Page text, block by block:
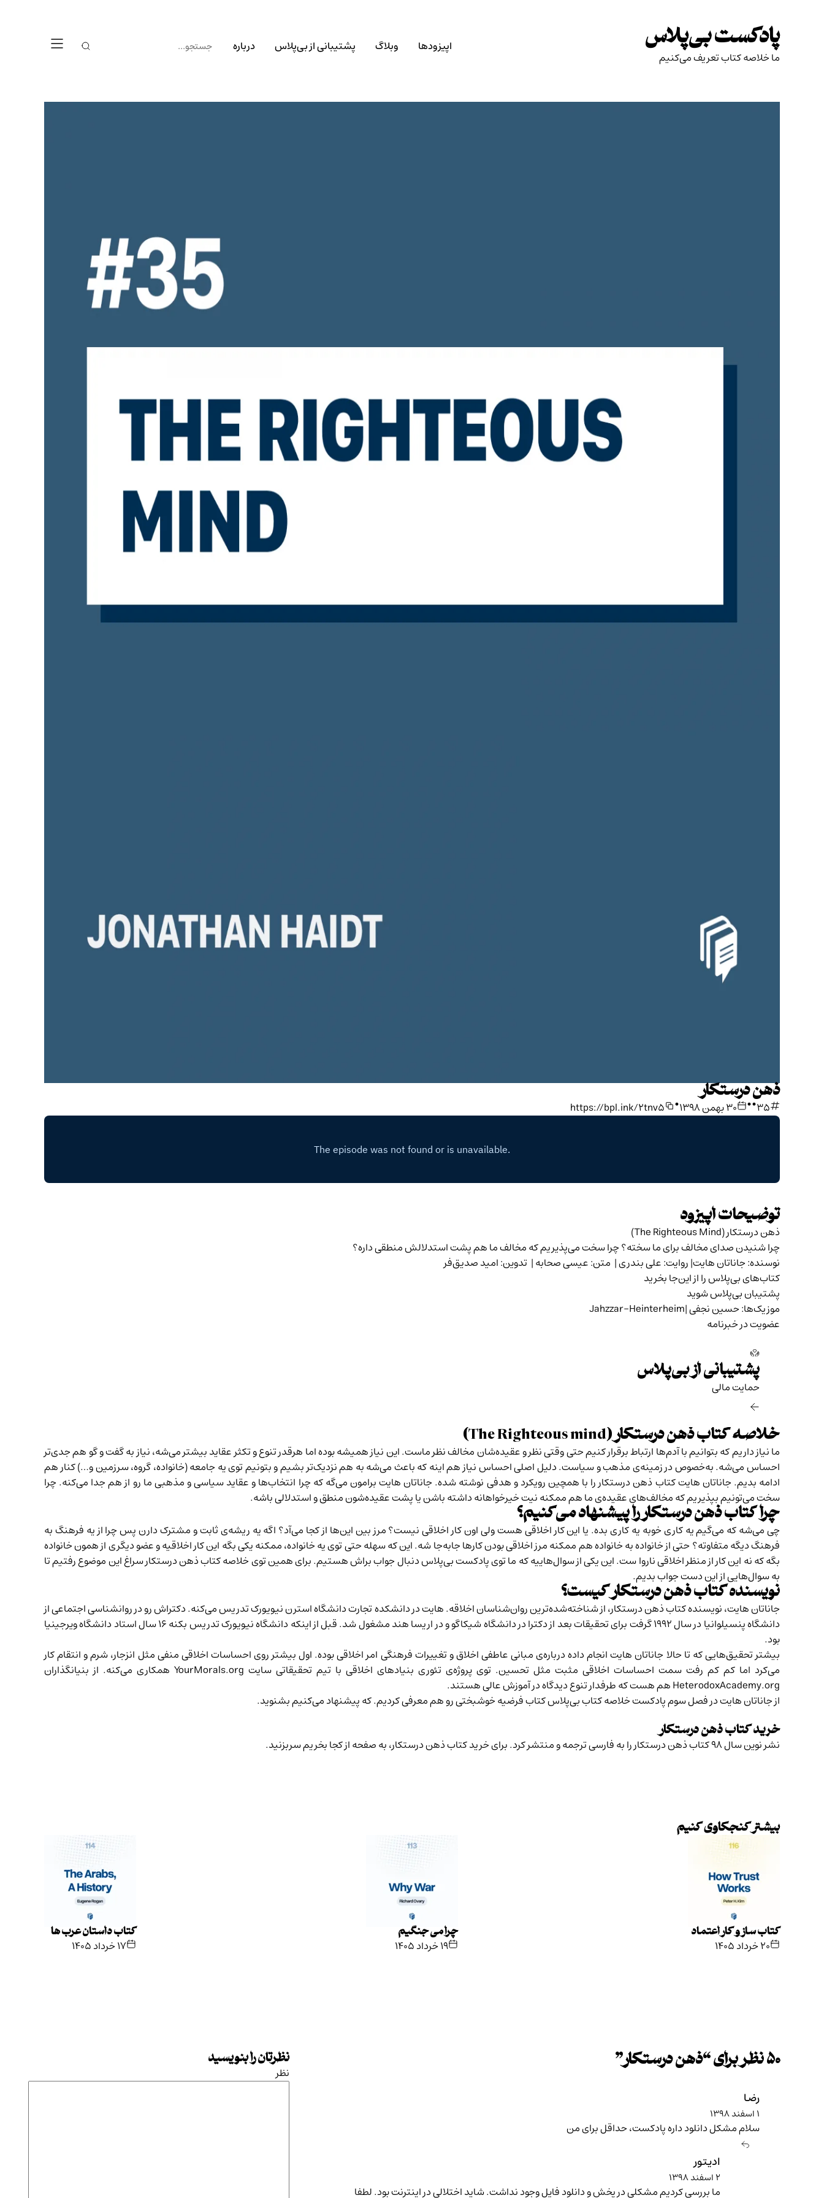
to
content
پادکست بی‌پلاس
ما خلاصه کتاب تعریف می‌کنیم
اپیزودها وبلاگ پشتیبانی از بی‌پلاس درباره
ذهن درستکار
35
•
• ۳۰ بهمن ۱۳۹۸ •
https://bpl.ink/2tnv5
توضیحات اپیزود
ذهن درستکار (The Righteous Mind)
چرا شنیدن صدای مخالف برای ما سخته؟ چرا سخت می‌پذیریم که مخالف ما هم پشت استدلالش منطقی داره؟
نوسنده:جاناتان هایت| روایت: علی بندری | متن: عیسی صحابه | تدوین: امید صدیق‌فر
کتاب‌های بی‌پلاس را ازاین‌جابخرید
پشتیبان بی‌پلاس شوید
موزیک‌ها:حسین نجفی|Jahzzar-Heinterheim
عضویت در خبرنامه
پشتیبانی از بی‌پلاس
حمایت مالی‌
خلاصه کتاب ذهن درستکار (The Righteous mind
)
ما نیاز داریم که بتوانیم با آدم‌ها ارتباط برقرار کنیم حتی وقتی نظر و عقیده‌شان مخالف نظر ماست. این نیاز همیشه بوده اما هرقدر تنوع و تکثر عقاید بیشتر می‌شه، نیاز به گفت و گو هم جدی‌تر
احساس می‌شه. به‌خصوص در زمینه‌ی مذهب و سیاست. دلیل اصلی احساس نیاز هم اینه که باعث می‌شه به هم نزدیک‌تر بشیم و بتونیم توی یه جامعه (خانواده، گروه، سرزمین و…) کنار هم
ادامه بدیم. جاناتان هایت کتاب ذهن درستکار را با همچین رویکرد و هدفی نوشته شده. جاناتان هایت برامون می‌گه که چرا انتخاب‌ها و عقاید سیاسی و مذهبی ما رو از هم جدا می‌کنه. چرا
سخت می‌تونیم بپذیریم که مخالف‌های عقیده‌ی ما هم ممکنه نیت خیرخواهانه داشته باشن یا پشت عقیده‌شون منطق و استدلالی باشه.
چرا کتاب ذهن درستکار را پیشنهاد می‌کنیم؟
چی می‌شه که می‌گیم یه کاری خوبه یه کاری بده. یا این کار اخلاقی هست ولی اون کار اخلاقی نیست؟ مرز بین این‌ها از کجا می‌آد؟ اگه یه ریشه‌ی ثابت و مشترک دارن پس چرا از یه فرهنگ به
فرهنگ دیگه متفاوته؟ حتی از خانواده به خانواده هم ممکنه مرز اخلاقی بودن کارها جابه‌جا شه. این که سهله حتی توی یه خانواده، ممکنه یکی بگه این کار اخلاقیه و عضو دیگری از همون خانواده
بگه که نه این کار از منظر اخلاقی ناروا ست. این یکی از سوال‌هاییه که ما تویپادکست بی‌پلاسدنبال جواب براش هستیم. برای همین توی خلاصه کتاب ذهن درستکار سراغ این موضوع رفتیم تا
به سوال‌هایی از این دست جواب بدیم.
نویسنده کتاب ذهن درستکار کیست؟
جاناتان هایت، نویسنده‌‌ کتاب ذهن درستکار، از شناخته‌شده‌ترین روان‌شناسان اخلاقه. هایت در دانشکده تجارت دانشگاه استرن نیویورک تدریس می‌کنه. دکتراش رو در روانشناسی اجتماعی از
دانشگاه پنسیلوانیا در سال ۱۹۹۲ گرفت برای تحقیقات بعد از دکترا در دانشگاه شیکاگو و در اریسا هند مشغول شد. قبل از اینکه دانشگاه نیویورک تدریس بکنه ۱۶ سال استاد دانشگاه ویرجینیا
بود.
بیشتر تحقیق‌هایی که تا حالا جاناتان هایت انجام داده درباره‌ی مبانی عاطفی اخلاق و تغییرات فرهنگی امر اخلاقی بوده. اول بیشتر روی احساسات اخلاقی منفی مثل انزجار، شرم و انتقام کار
می‌کرد اما کم کم رفت سمت احساسات اخلاقی مثبت مثل تحسین. توی پروژه‌ی تئوری بنیادهای اخلاقی با تیم تحقیقاتی سایت YourMorals.org همکاری می‌کنه. از بنیانگذاران
HeterodoxAcademy.org هم هست که طرفدار تنوع دیدگاه در آموزش عالی هستند.
از جاناتان هایت در فصل سوم پادکست خلاصه کتاب بی‌پلاسکتاب فرضیه خوشبختیرو هم معرفی کردیم. که پیشنهاد می‌کنیم بشنوید.
خرید کتاب ذهن درستکار
نشر نوینسال ۹۸ کتاب ذهن درستکار را به فارسی ترجمه و منتشر کرد. برای خرید کتاب ذهن درستکار، به صفحه از کجا بخریمسربزنید.
بیشتر کنجکاوی کنیم
کتاب ساز و کار اعتماد
۲۰ خرداد ۱۴۰۵
چرا می جنگیم
۱۹ خرداد ۱۴۰۵
کتاب داستان عرب ها
۱۷ خرداد ۱۴۰۵
۵۰ نظر برای “ ذهن درستکار”
رضا
۱ اسفند ۱۳۹۸
سلام مشکل دانلود داره پادکست، حداقل برای من
ادیتور
۲ اسفند ۱۳۹۸
ما بررسی کردیم مشکلی در پخش و دانلود فایل وجود نداشت. شاید اختلالی در اینترنت بود. لطفا
نظرتان را بنویسید
نظر